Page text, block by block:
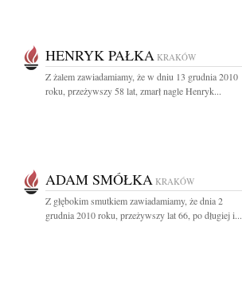
HENRYK PAŁKA KRAKÓW
Z żalem zawiadamiamy, że w dniu 13 grudnia 2010
roku, przeżywszy 58 lat, zmarł nagle Henryk...
ADAM SMÓŁKA KRAKÓW
Z głębokim smutkiem zawiadamiamy, że dnia 2
grudnia 2010 roku, przeżywszy lat 66, po długiej i...